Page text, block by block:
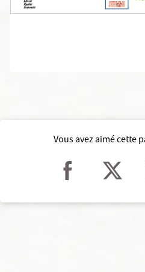
Vous avez aimé cette